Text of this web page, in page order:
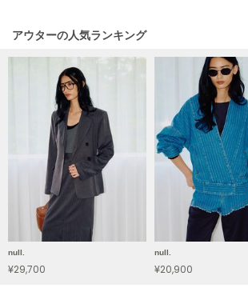
ラート
le
ル
アウターの人気ランキング
null.
¥29,700
null.
¥20,900